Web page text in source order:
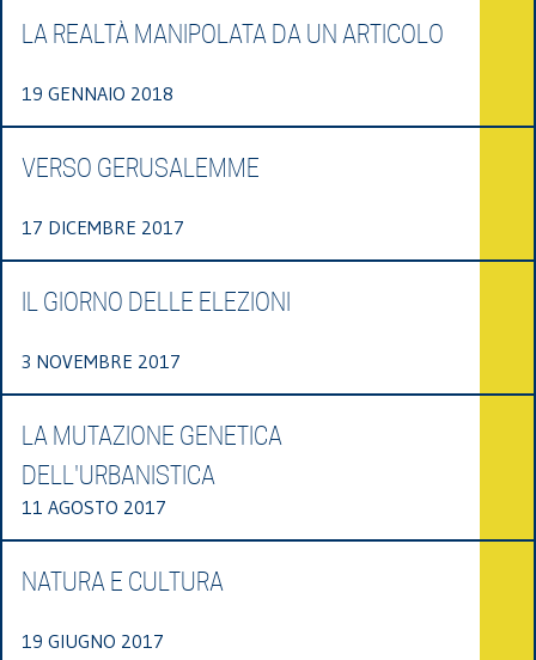
LA REALTÀ MANIPOLATA DA UN ARTICOLO
19 GENNAIO 2018
VERSO GERUSALEMME
17 DICEMBRE 2017
IL GIORNO DELLE ELEZIONI
3 NOVEMBRE 2017
LA MUTAZIONE GENETICA
DELL'URBANISTICA
11 AGOSTO 2017
NATURA E CULTURA
19 GIUGNO 2017